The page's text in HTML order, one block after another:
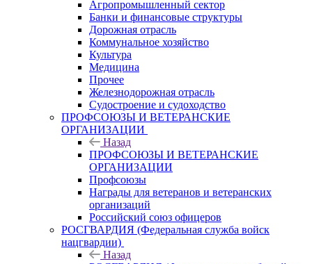
Агропромышленный сектор
Банки и финансовые структуры
Дорожная отрасль
Коммунальное хозяйство
Культура
Медицина
Прочее
Железнодорожная отрасль
Судостроение и судоходство
ПРОФСОЮЗЫ И ВЕТЕРАНСКИЕ
ОРГАНИЗАЦИИ
Назад
ПРОФСОЮЗЫ И ВЕТЕРАНСКИЕ
ОРГАНИЗАЦИИ
Профсоюзы
Награды для ветеранов и ветеранских
организаций
Российский союз офицеров
РОСГВАРДИЯ (Федеральная служба войск
нацгвардии)
Назад